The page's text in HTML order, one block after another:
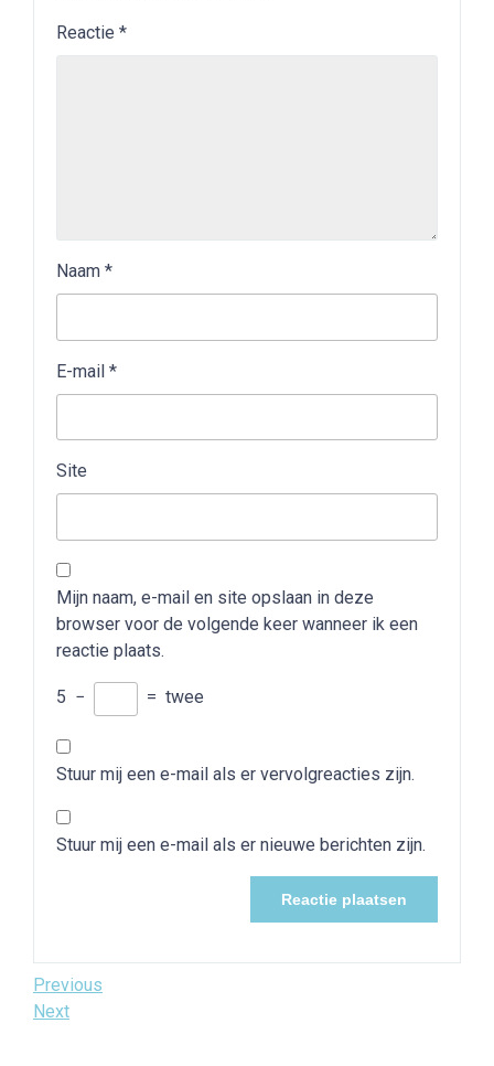
Reactie *
Naam *
E-mail *
Site
Mijn naam, e-mail en site opslaan in deze
browser voor de volgende keer wanneer ik een
reactie plaats.
5 − = twee
Stuur mij een e-mail als er vervolgreacties zijn.
Stuur mij een e-mail als er nieuwe berichten zijn.
Bericht
navigatie
Previous
Post
Previous
Next
Next